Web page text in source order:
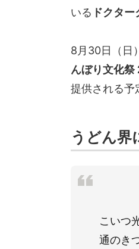
いる ドクター
8月30日（日
んぼり文化
提供される予
うどん界
こいつ
通のき